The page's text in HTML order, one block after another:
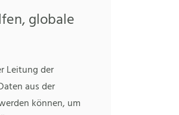
globale
Leitung der
aus der
können, um